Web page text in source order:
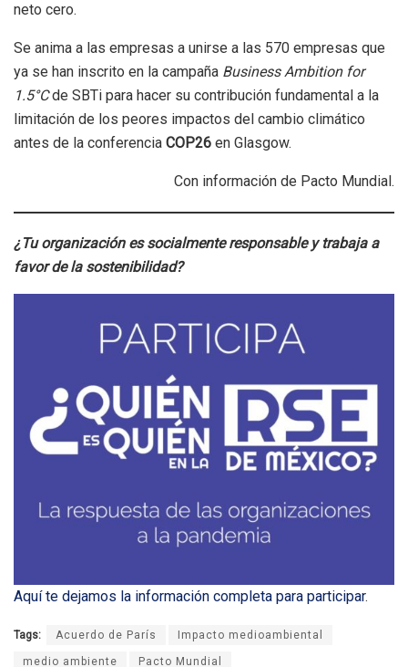
neto cero.
Se anima a las empresas a unirse a las 570 empresas que
ya se han inscrito en la campaña Business Ambition for
1.5°Cde SBTi para hacer su contribución fundamental a la
limitación de los peores impactos del cambio climático
antes de la conferencia COP26 en Glasgow.
Con información de Pacto Mundial.
¿Tu organización es socialmente responsable y trabaja a
favor de la sostenibilidad?
Aquí te dejamos la información completa para participar.
Tags: Acuerdo de París Impacto medioambiental
medio ambiente Pacto Mundial